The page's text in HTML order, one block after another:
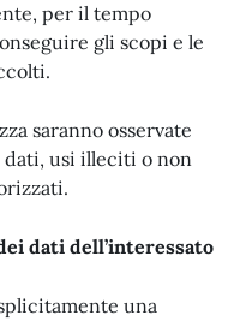
per il tempo
gli scopi e le
saranno osservate
usi illeciti o non
dati dell’interessato
una